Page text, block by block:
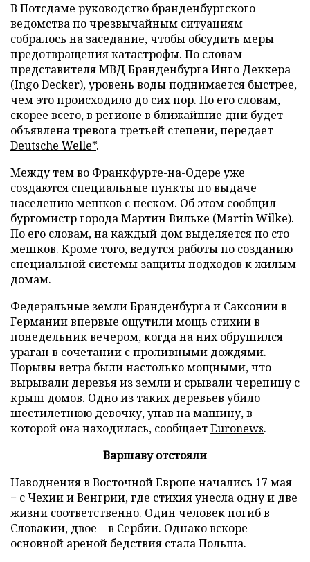
В Потсдаме руководство бранденбургского
ведомства по чрезвычайным ситуациям
собралось на заседание, чтобы обсудить меры
предотвращения катастрофы. По словам
представителя МВД Бранденбурга Инго Деккера
(Ingo Decker), уровень воды поднимается быстрее,
чем это происходило до сих пор. По его словам,
скорее всего, в регионе в ближайшие дни будет
объявлена тревога третьей степени, передает
Deutsche Welle*.
Между тем во Франкфурте-на-Одере уже
создаются специальные пункты по выдаче
населению мешков с песком. Об этом сообщил
бургомистр города Мартин Вильке (Martin Wilke).
По его словам, на каждый дом выделяется по сто
мешков. Кроме того, ведутся работы по созданию
специальной системы защиты подходов к жилым
домам.
Федеральные земли Бранденбурга и Саксонии в
Германии впервые ощутили мощь стихии в
понедельник вечером, когда на них обрушился
ураган в сочетании с проливными дождями.
Порывы ветра были настолько мощными, что
вырывали деревья из земли и срывали черепицу с
крыш домов. Одно из таких деревьев убило
шестилетнюю девочку, упав на машину, в
которой она находилась, сообщаетEuronews.
Варшаву отстояли
Наводнения в Восточной Европе начались 17 мая
− с Чехии и Венгрии, где стихия унесла одну и две
жизни соответственно. Один человек погиб в
Словакии, двое – в Сербии. Однако вскоре
основной ареной бедствия стала Польша.